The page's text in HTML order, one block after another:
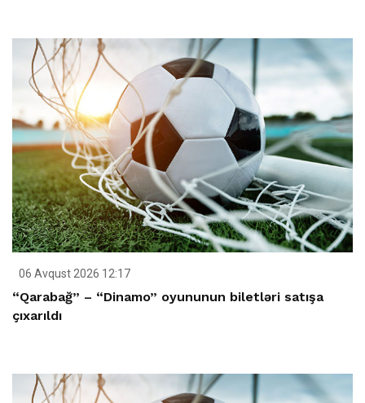
06 Avqust 2026 12:17
“Qarabağ” – “Dinamo” oyununun biletləri satışa
çıxarıldı